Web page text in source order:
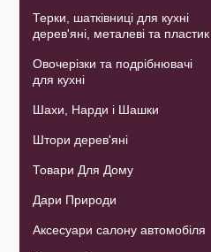
Терки, шатківниці для кухні
дерев'яні, металеві та пластик
Овочерізки та подрібнювачі
для кухні
Шахи, Нарди і Шашки
Штори дерев'яні
Товари Для Дому
Дари Природи
Аксесуари салону автомобіля